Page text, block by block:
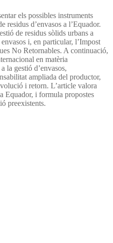
els possibles instruments
residus d’envasos a l’Equador.
de residus sòlids urbans a
i, en particular, l’Impost
No Retornables. A continuació,
en matèria
la gestió d’envasos,
ampliada del productor,
i retorn. L’article valora
Equador, i formula propostes
preexistents.